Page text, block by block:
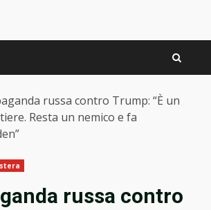
russa contro Trump: “È un
Resta un nemico e fa
russa contro